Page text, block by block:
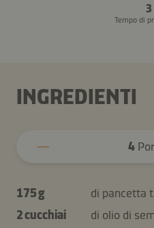
3
Tempo di
INGREDIENTI
4
175 g
di pancetta
2 cucchiai
di olio di